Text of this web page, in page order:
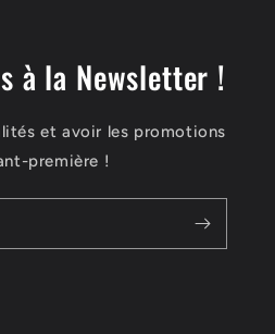
à la Newsletter !
et avoir les promotions
première !